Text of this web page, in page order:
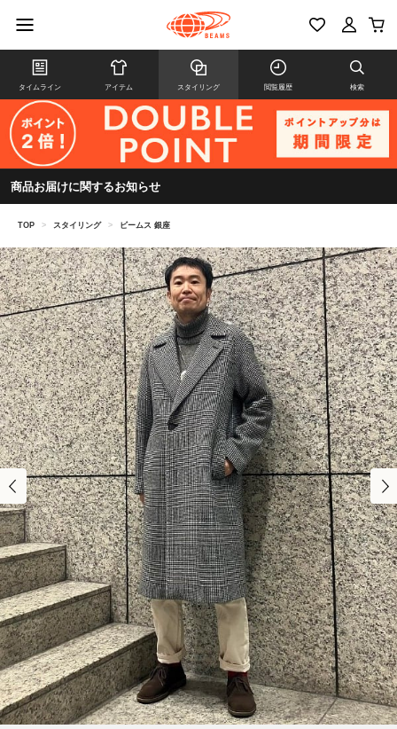
タイムライン アイテム スタイリング 閲覧履歴 検索
商品お届けに関するお知らせ
TOP > スタイリング > ビームス 銀座